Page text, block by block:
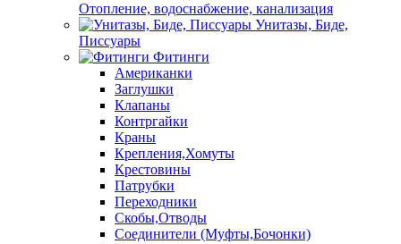
Отопление, водоснабжение, канализация
Унитазы, Биде,
Писсуары
Фитинги
Американки
Заглушки
Клапаны
Контргайки
Краны
Крепления,Хомуты
Крестовины
Патрубки
Переходники
Скобы,Отводы
Соединители (Муфты,Бочонки)